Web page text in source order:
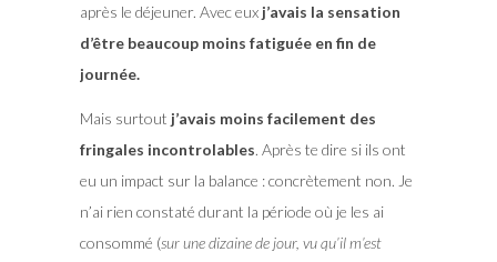
après le déjeuner. Avec eux j’avais la sensation
d’être beaucoup moins fatiguée en fin de
journée.
Mais surtout j’avais moins facilement des
fringales incontrolables. Après te dire si ils ont
eu un impact sur la balance : concrètement non. Je
n’ai rien constaté durant la période où je les ai
consommé (sur une dizaine de jour, vu qu’il m’est